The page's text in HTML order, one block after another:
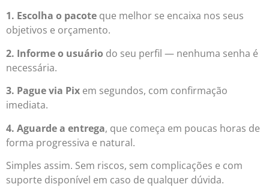
1. Escolha o pacote que melhor se encaixa nos seus
objetivos e orçamento.
2. Informe o usuário do seu perfil — nenhuma senha é
necessária.
3. Pague via Pix em segundos, com confirmação
imediata.
4. Aguarde a entrega, que começa em poucas horas de
forma progressiva e natural.
Simples assim. Sem riscos, sem complicações e com
suporte disponível em caso de qualquer dúvida.